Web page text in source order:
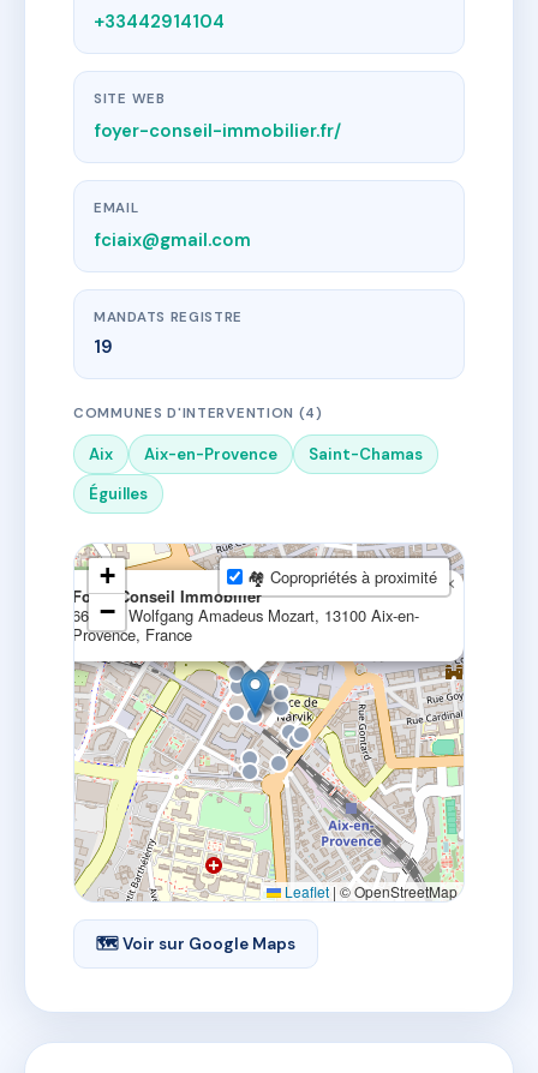
+33442914104
SITE WEB
foyer-conseil-immobilier.fr/
EMAIL
fciaix@gmail.com
MANDATS REGISTRE
19
COMMUNES D'INTERVENTION (4)
Aix Aix-en-Provence
Saint-Chamas
Éguilles
Foyer Conseil Immobilier
665 Av. Wolfgang Amadeus Mozart, 13100 Aix-en-
Provence, France
×
+
−
🏘 Copropriétés à proximité
Leaflet | © OpenStreetMap
🗺 Voir sur Google Maps